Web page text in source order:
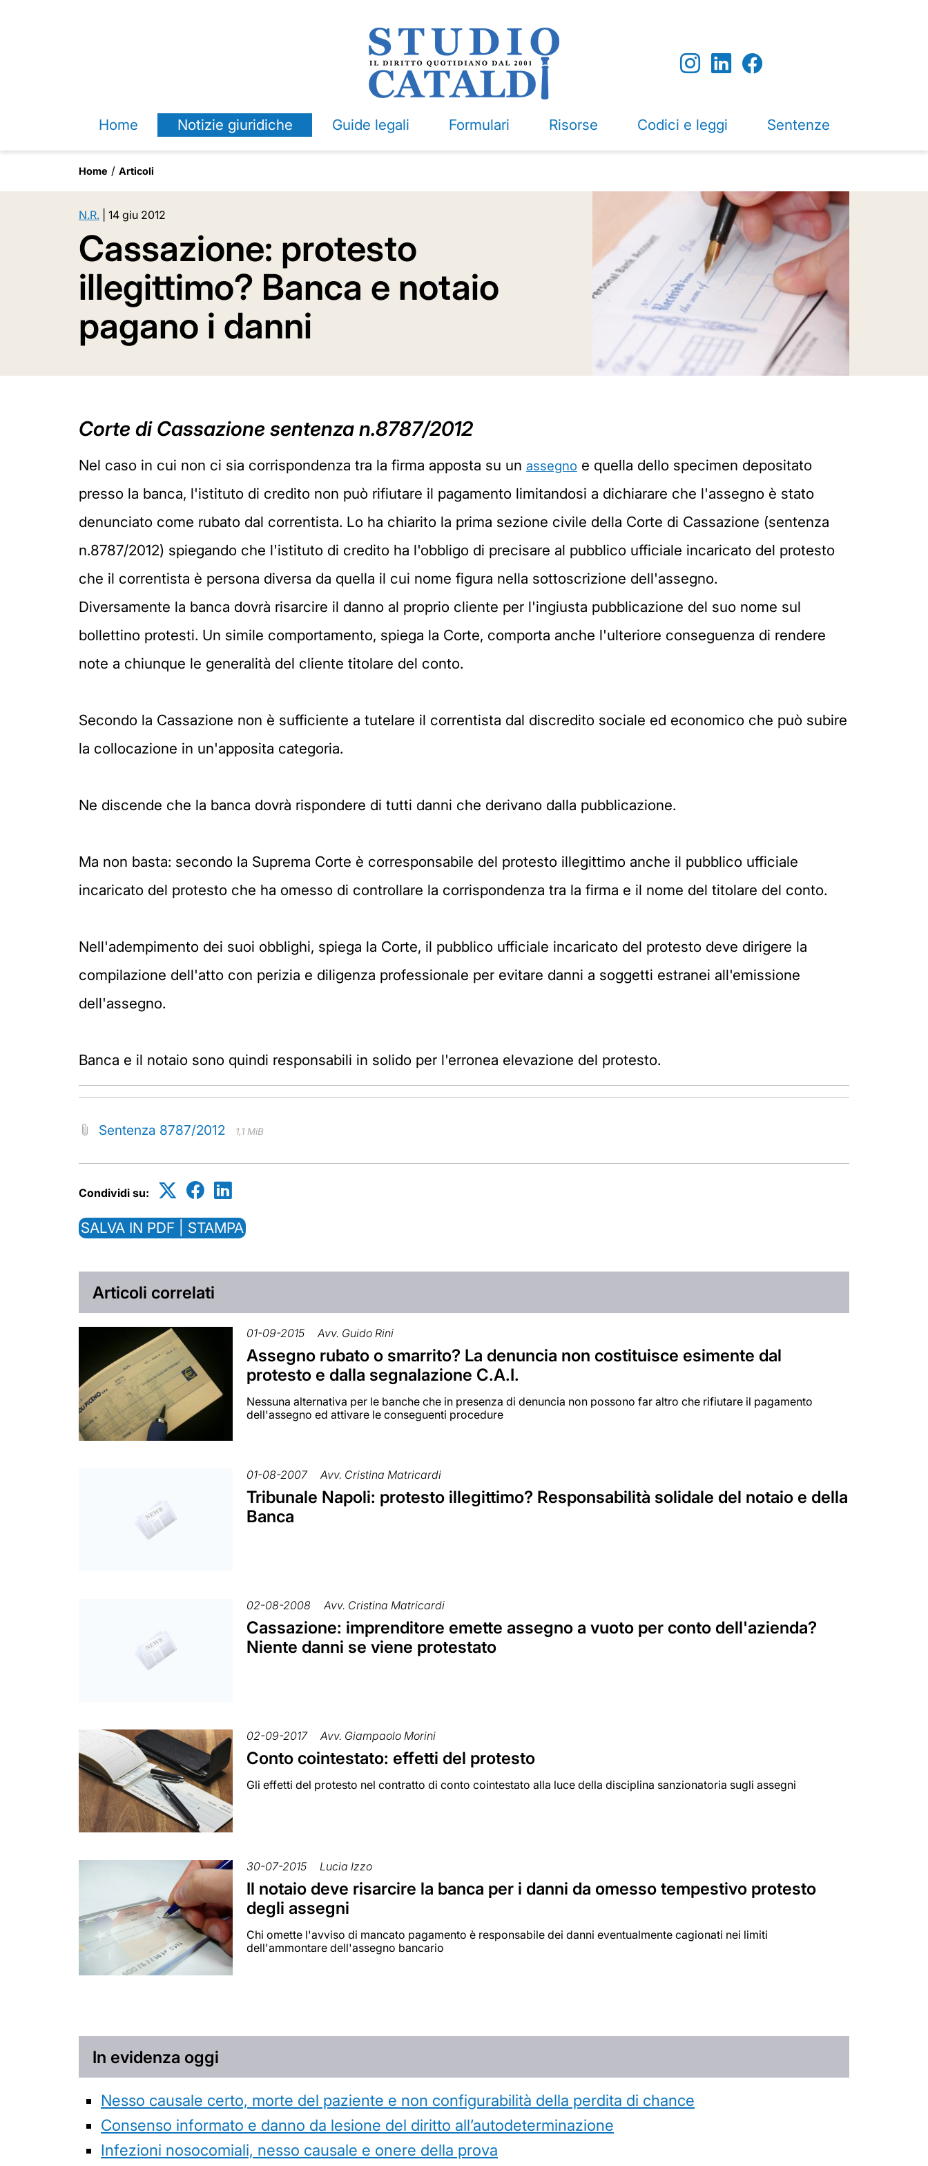
Home Notizie giuridiche Guide legali Formulari Risorse Codici e leggi Sentenze
Home Articoli
N.R. 14 giu 2012
Cassazione: protesto
illegittimo? Banca e notaio
pagano i danni
Corte di Cassazione sentenza n.8787/2012
Nel caso in cui non ci sia corrispondenza tra la firma apposta su un assegno e quella dello specimen depositato
presso la banca, l'istituto di credito non può rifiutare il pagamento limitandosi a dichiarare che l'assegno è stato
denunciato come rubato dal correntista. Lo ha chiarito la prima sezione civile della Corte di Cassazione (sentenza
n.8787/2012) spiegando che l'istituto di credito ha l'obbligo di precisare al pubblico ufficiale incaricato del protesto
che il correntista è persona diversa da quella il cui nome figura nella sottoscrizione dell'assegno.
Diversamente la banca dovrà risarcire il danno al proprio cliente per l'ingiusta pubblicazione del suo nome sul
bollettino protesti. Un simile comportamento, spiega la Corte, comporta anche l'ulteriore conseguenza di rendere
note a chiunque le generalità del cliente titolare del conto.
Secondo la Cassazione non è sufficiente a tutelare il correntista dal discredito sociale ed economico che può subire
la collocazione in un'apposita categoria.
Ne discende che la banca dovrà rispondere di tutti danni che derivano dalla pubblicazione.
Ma non basta: secondo la Suprema Corte è corresponsabile del protesto illegittimo anche il pubblico ufficiale
incaricato del protesto che ha omesso di controllare la corrispondenza tra la firma e il nome del titolare del conto.
Nell'adempimento dei suoi obblighi, spiega la Corte, il pubblico ufficiale incaricato del protesto deve dirigere la
compilazione dell'atto con perizia e diligenza professionale per evitare danni a soggetti estranei all'emissione
dell'assegno.
Banca e il notaio sono quindi responsabili in solido per l'erronea elevazione del protesto.
Sentenza 8787/2012 1,1 MiB
Condividi su:
SALVA IN PDF | STAMPA
Articoli correlati
01-09-2015 Avv. Guido Rini
Assegno rubato o smarrito? La denuncia non costituisce esimente dal
protesto e dalla segnalazione C.A.I.
Nessuna alternativa per le banche che in presenza di denuncia non possono far altro che rifiutare il pagamento
dell'assegno ed attivare le conseguenti procedure
01-08-2007 Avv. Cristina Matricardi
Tribunale Napoli: protesto illegittimo? Responsabilità solidale del notaio e della
Banca
02-08-2008 Avv. Cristina Matricardi
Cassazione: imprenditore emette assegno a vuoto per conto dell'azienda?
Niente danni se viene protestato
02-09-2017 Avv. Giampaolo Morini
Conto cointestato: effetti del protesto
Gli effetti del protesto nel contratto di conto cointestato alla luce della disciplina sanzionatoria sugli assegni
30-07-2015 Lucia Izzo
Il notaio deve risarcire la banca per i danni da omesso tempestivo protesto
degli assegni
Chi omette l'avviso di mancato pagamento è responsabile dei danni eventualmente cagionati nei limiti
dell'ammontare dell'assegno bancario
In evidenza oggi
Nesso causale certo, morte del paziente e non configurabilità della perdita di chance
Consenso informato e danno da lesione del diritto all’autodeterminazione
Infezioni nosocomiali, nesso causale e onere della prova